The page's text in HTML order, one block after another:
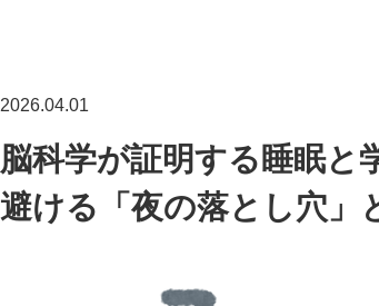
2026.04.01
脳科学が証明する睡眠と
避ける「夜の落とし穴」